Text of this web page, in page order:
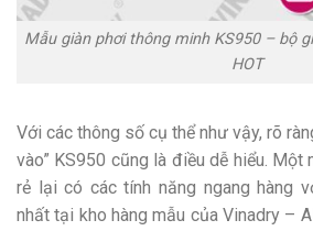
Mẫu giàn phơi thông minh KS950 – bộ
HOT
Với các thông số cụ thể như vậy, rõ
vào” KS950 cũng là điều dễ hiểu.
rẻ lại có các tính năng ngang hàng
nhất tại kho hàng mẫu của Vinadry –